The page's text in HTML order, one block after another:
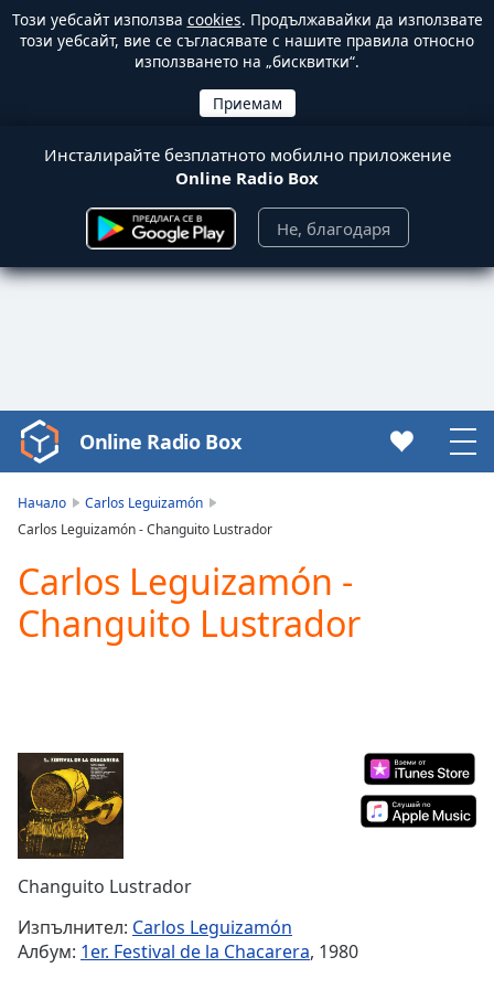
Този уебсайт използва cookies. Продължавайки да използвате
този уебсайт, вие се съгласявате с нашите правила относно
използването на „бисквитки“.
Инсталирайте безплатното мобилно приложение
Online Radio Box
Не, благодаря
Video
Player
loading.
Video
Play
Skip
Backward
Time0:00
Duration-:-
Loaded:
0.00%
TypeLIVE
Seek to
live,
currently
Online Radio Box
Начало
Carlos Leguizamón
Carlos Leguizamón - Changuito Lustrador
Carlos Leguizamón -
Changuito Lustrador
Changuito Lustrador
Изпълнител: Carlos Leguizamón
Албум: 1er. Festival de la Chacarera, 1980